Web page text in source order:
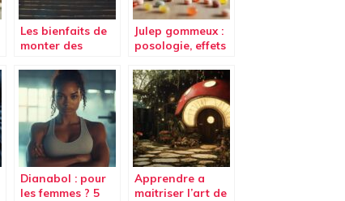
Les bienfaits de
monter des
votre santé :
transformez vos
déplacements en
séance de sport
Julep gommeux :
posologie, effets
conseils –
Comment choisir
entre les
différentes
solutions
laxatives ?
Dianabol : pour
les femmes ? 5
Apprendre a
maitriser l’art de